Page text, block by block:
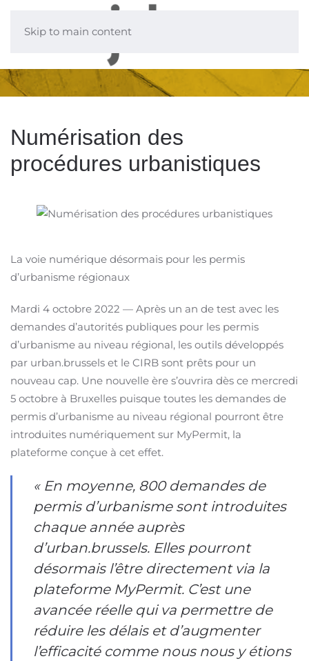
Skip to main content
Numérisation des
procédures urbanistiques
La voie numérique désormais pour les permis
d’urbanisme régionaux
Mardi 4 octobre 2022 — Après un an de test avec les
demandes d’autorités publiques pour les permis
d’urbanisme au niveau régional, les outils développés
par urban.brussels et le CIRB sont prêts pour un
nouveau cap. Une nouvelle ère s’ouvrira dès ce mercredi
5 octobre à Bruxelles puisque toutes les demandes de
permis d’urbanisme au niveau régional pourront être
introduites numériquement sur MyPermit, la
plateforme conçue à cet effet.
« En moyenne, 800 demandes de
permis d’urbanisme sont introduites
chaque année auprès
d’urban.brussels. Elles pourront
désormais l’être directement via la
plateforme MyPermit. C’est une
avancée réelle qui va permettre de
réduire les délais et d’augmenter
l’efficacité comme nous nous y étions